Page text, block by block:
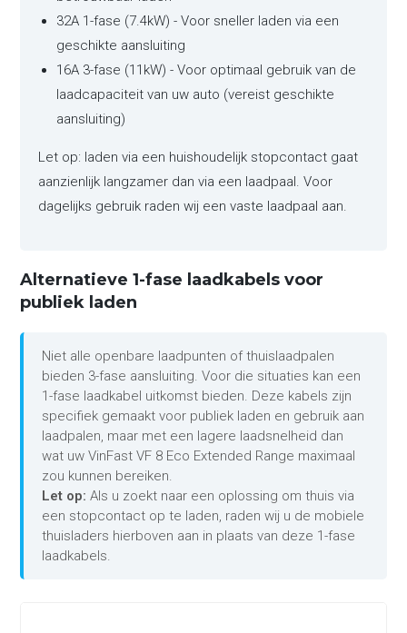
32A 1-fase (7.4kW) - Voor sneller laden via een
geschikte aansluiting
16A 3-fase (11kW) - Voor optimaal gebruik van de
laadcapaciteit van uw auto (vereist geschikte
aansluiting)
Let op: laden via een huishoudelijk stopcontact gaat
aanzienlijk langzamer dan via een laadpaal. Voor
dagelijks gebruik raden wij een vaste laadpaal aan.
Alternatieve 1-fase laadkabels voor
publiek laden
Niet alle openbare laadpunten of thuislaadpalen
bieden 3-fase aansluiting. Voor die situaties kan een
1-fase laadkabel uitkomst bieden. Deze kabels zijn
specifiek gemaakt voor publiek laden en gebruik aan
laadpalen, maar met een lagere laadsnelheid dan
wat uw VinFast VF 8 Eco Extended Range maximaal
zou kunnen bereiken.
Let op: Als u zoekt naar een oplossing om thuis via
een stopcontact op te laden, raden wij u de mobiele
thuisladers hierboven aan in plaats van deze 1-fase
laadkabels.